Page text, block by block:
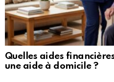
Quelles aides
une aide à domicile ?